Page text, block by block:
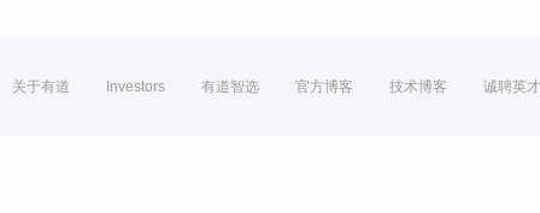
关于有道 Investors 有道智选 官方博客 技术博客 诚聘英才